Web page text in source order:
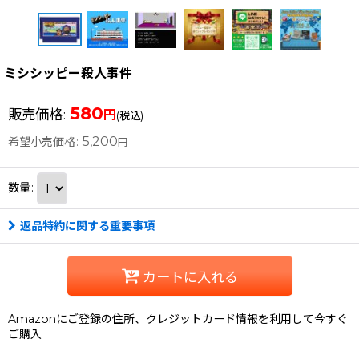
ミシシッピー殺人事件
販売価格: 580 円 (税込)
希望小売価格: 5,200 円
数量:
返品特約に関する重要事項
カートに入れる
Amazonにご登録の住所、クレジットカード情報を利用して今すぐ
ご購入